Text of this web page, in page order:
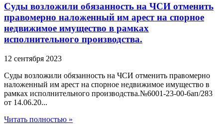
Суды возложили обязанность на ЧСИ отменить
правомерно наложенный им арест на спорное
недвижимое имущество в рамках
исполнительного производства.
12 сентября 2023
Суды возложили обязанность на ЧСИ отменить правомерно
наложенный им арест на спорное недвижимое имущество в
рамках исполнительного производства.№6001-23-00-6ап/283
от 14.06.20...
Читать полностью »